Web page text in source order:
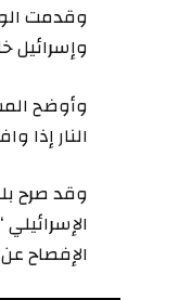
وقدمت
وإسرائيل
وأوضح
النار إذا
الإفصاح